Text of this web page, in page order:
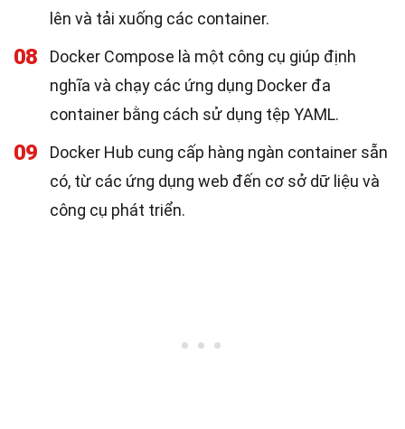
lên và tải xuống các container.
08
Docker Compose là một công cụ giúp định
nghĩa và chạy các ứng dụng Docker đa
container bằng cách sử dụng tệp YAML.
09
Docker Hub cung cấp hàng ngàn container sẵn
có, từ các ứng dụng web đến cơ sở dữ liệu và
công cụ phát triển.